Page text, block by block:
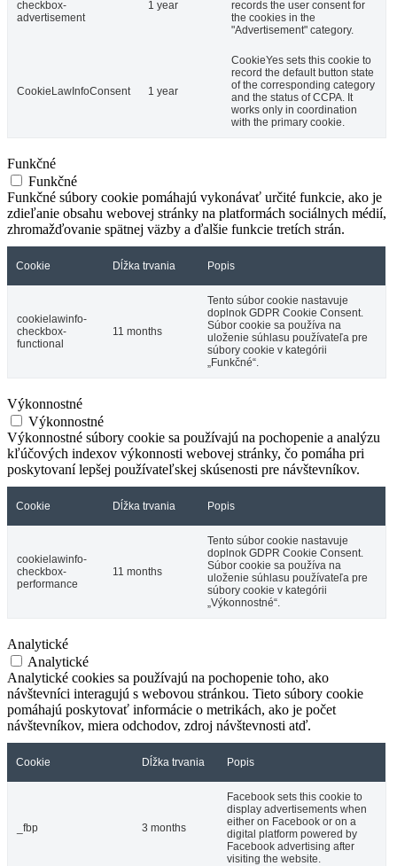
checkbox-
advertisement
1 year
records the user consent for
the cookies in the
"Advertisement" category.
CookieLawInfoConsent 1 year
CookieYes sets this cookie to
record the default button state
of the corresponding category
and the status of CCPA. It
works only in coordination
with the primary cookie.
Funkčné
Funkčné
Funkčné súbory cookie pomáhajú vykonávať určité funkcie, ako je
zdieľanie obsahu webovej stránky na platformách sociálnych médií,
zhromažďovanie spätnej väzby a ďalšie funkcie tretích strán.
Cookie Dĺžka trvania Popis
cookielawinfo-
checkbox-
functional
11 months
Tento súbor cookie nastavuje
doplnok GDPR Cookie Consent.
Súbor cookie sa používa na
uloženie súhlasu používateľa pre
súbory cookie v kategórii
„Funkčné“.
Výkonnostné
Výkonnostné
Výkonnostné súbory cookie sa používajú na pochopenie a analýzu
kľúčových indexov výkonnosti webovej stránky, čo pomáha pri
poskytovaní lepšej používateľskej skúsenosti pre návštevníkov.
Cookie Dĺžka trvania Popis
cookielawinfo-
checkbox-
performance
11 months
Tento súbor cookie nastavuje
doplnok GDPR Cookie Consent.
Súbor cookie sa používa na
uloženie súhlasu používateľa pre
súbory cookie v kategórii
„Výkonnostné“.
Analytické
Analytické
Analytické cookies sa používajú na pochopenie toho, ako
návštevníci interagujú s webovou stránkou. Tieto súbory cookie
pomáhajú poskytovať informácie o metrikách, ako je počet
návštevníkov, miera odchodov, zdroj návštevnosti atď.
Cookie Dĺžka trvania Popis
_fbp 3 months
Facebook sets this cookie to
display advertisements when
either on Facebook or on a
digital platform powered by
Facebook advertising after
visiting the website.